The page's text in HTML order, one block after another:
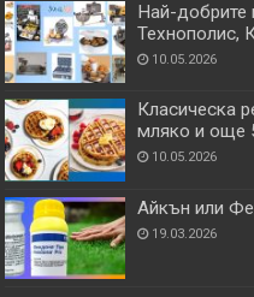
Най-добрите
Технополис,
10.05.2026
Класическа
мляко и още
10.05.2026
Айкън или
19.03.2026